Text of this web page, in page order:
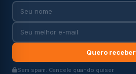
Quero receber
Sem spam. Cancele quando quiser.